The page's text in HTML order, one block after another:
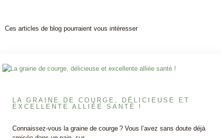
Ces articles de blog pourraient vous intéresser
LA GRAINE DE COURGE, DÉLICIEUSE ET
EXCELLENTE ALLIÉE SANTÉ !
Connaissez-vous la graine de courge ? Vous l’avez sans doute déjà